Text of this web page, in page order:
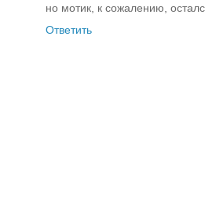
но мотик, к сожалению,
Ответить